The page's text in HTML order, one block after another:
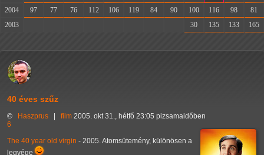
2004
97 77 76 112 106 119 84 90 100 116 98
81
2003
30 135 133 165
40 éves szűz
© Haszprus film 2005. okt 31., hétfő 23:05 pizsamaidőben
6
The 40 year old virgin - 2005. Atomsütemény, különösen a
legvége